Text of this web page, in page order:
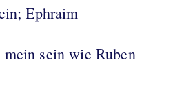
Ephraim
mein sein wie Ruben